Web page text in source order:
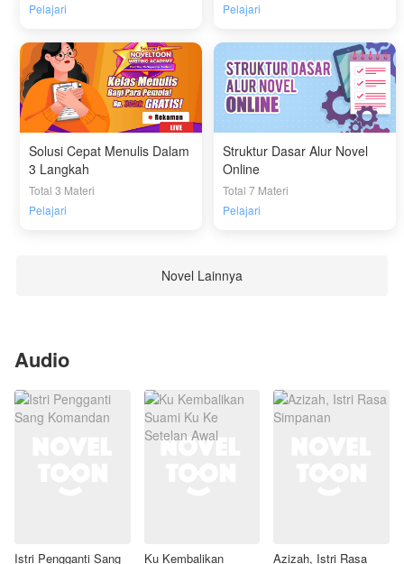
Pelajari
Pelajari
Solusi Cepat Menulis Dalam
3 Langkah
Total 3 Materi
Pelajari
Struktur Dasar Alur Novel
Online
Total 7 Materi
Pelajari
Novel Lainnya
Audio
Istri Pengganti Sang Ku Kembalikan Azizah, Istri Rasa